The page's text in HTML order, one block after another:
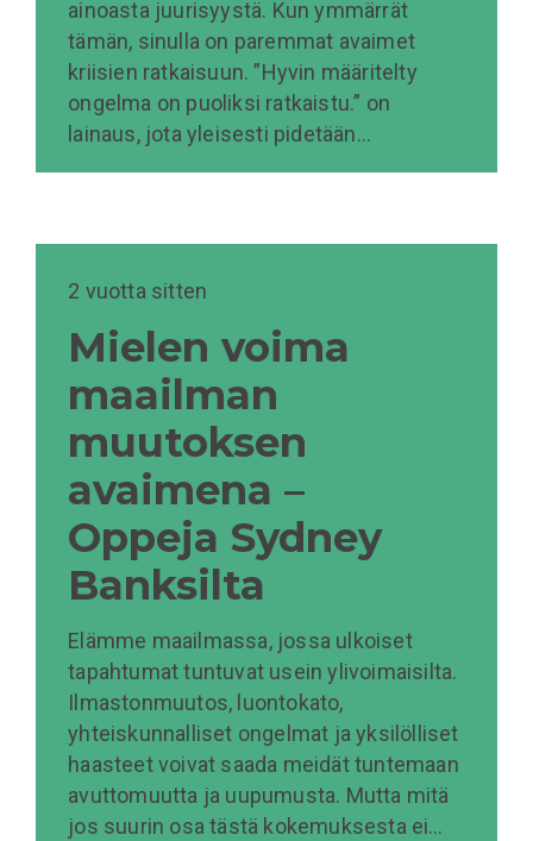
ainoasta juurisyystä. Kun ymmärrät
tämän, sinulla on paremmat avaimet
kriisien ratkaisuun. ”Hyvin määritelty
ongelma on puoliksi ratkaistu.” on
lainaus, jota yleisesti pidetään…
2 vuotta sitten
Mielen voima
maailman
muutoksen
avaimena –
Oppeja Sydney
Banksilta
Elämme maailmassa, jossa ulkoiset
tapahtumat tuntuvat usein ylivoimaisilta.
Ilmastonmuutos, luontokato,
yhteiskunnalliset ongelmat ja yksilölliset
haasteet voivat saada meidät tuntemaan
avuttomuutta ja uupumusta. Mutta mitä
jos suurin osa tästä kokemuksesta ei…